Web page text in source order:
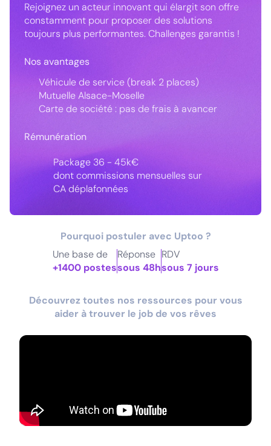
Rejoignez un acteur innovant qui élargit son offre
constamment pour proposer des solutions
toujours plus performantes. Challenges garantis !
Nos avantages
Véhicule de service (break 2 places)
Mutuelle Alsace-Moselle
Carte de société : pas de frais à avancer
Rémunération
Package 36 - 45k€
dont commissions mensuelles sur
CA déplafonnées
Pourquoi postuler avec Uptoo ?
Une base de
+1400 postes
Réponse
sous 48h
RDV
sous 7 jours
Découvrez toutes nos ressources pour vous
aider à trouver le job de vos rêves